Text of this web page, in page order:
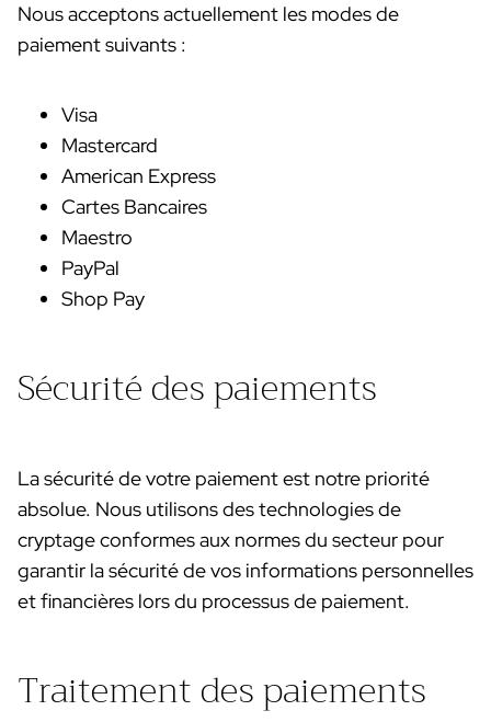
Nous acceptons actuellement les modes de
paiement suivants :
Visa
Mastercard
American Express
Cartes Bancaires
Maestro
PayPal
Shop Pay
Sécurité des paiements
La sécurité de votre paiement est notre priorité
absolue. Nous utilisons des technologies de
cryptage conformes aux normes du secteur pour
garantir la sécurité de vos informations personnelles
et financières lors du processus de paiement.
Traitement des paiements